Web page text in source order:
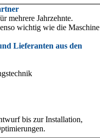
mehrere Jahrzehnte.
wichtig wie die Maschine
Lieferanten aus den
bis zur Installation,